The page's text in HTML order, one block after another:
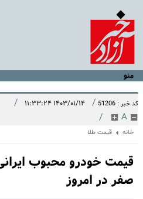
منو
کد خبر : 51206 / ۱۴۰۳/۰۱/۱۴ ۱۱:۳۳:۲۴ /
A
/
خانه قیمت طلا
قیمت خودرو محبوب
صفر در امروز